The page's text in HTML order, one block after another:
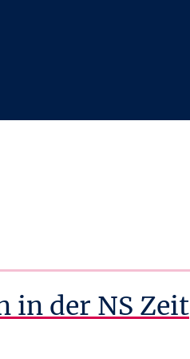
in der NS Zeit